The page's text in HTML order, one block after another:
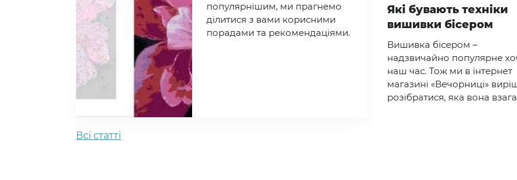
популярнішим, ми прагнемо
ділитися з вами корисними
порадами та рекомендаціями.
Які бувають техніки
вишивки бісером
Вишивка бісером –
надзвичайно популярне
наш час. Тож ми в інтернет
магазині «Вечорниці»
розібратися, яка вона
Всi статтi